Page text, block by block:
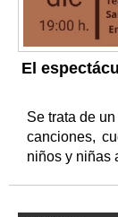
El
Se trata de
canciones,
niños y niñas